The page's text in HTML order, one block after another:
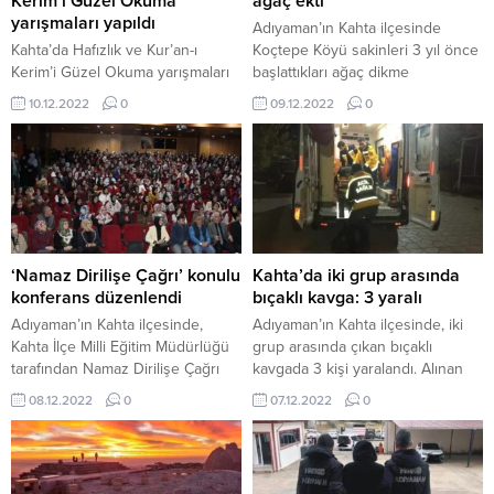
turları Nemrut’tan başlamalı.
Nemrut anıtsal...
tarafından...
yarışmaları yapıldı
Kahta’da Hafızlık ve Kur’an-ı
Kerim’i Güzel Okuma yarışmaları
finalleri yapıldı Adıyaman’ın Kahta
ilçesinde, Milli Eğitim Bakanlığı
Din Öğretimi Genel Müdürlüğü
tarafından 81 ilde düzenlenen
Kur’an-ı Kerim’i Güzel Okuma ve
Hafızlık yarışmalarında
Adıyaman’dan dereceye giren
öğrencilere ödülleri verildi. Kahta
TP Kız Anadolu İmam Hatip
Lisesinde düzenlenen ödül
törenine Adıyaman İl Milli...
10.12.2022 0
Adıyaman’ın Kahta ilçesinde
Koçtepe Köyü sakinleri 3 yıl önce
başlattıkları ağaç dikme
seferberliği ile köylerinde 15 bin
ağaç ektiler. Kahta’ya 16 kilometre
mesafede bulunan Koçtepe Köyü
sakinleri, 3 yıl önce köylerini
ağaçlandırmak için ağaç dikme
seferberliği başlattı. Bugüne
kadar yaklaşık olarak 15 bin ağaç
diken köy sakinleri, köylerini
ağaçlandırmak amacıyla...
09.12.2022 0
‘Namaz Dirilişe Çağrı’ konulu
konferans düzenlendi
Adıyaman’ın Kahta ilçesinde,
Kahta İlçe Milli Eğitim Müdürlüğü
tarafından Namaz Dirilişe Çağrı
adlı konferansı düzenlendi. İmam
Hatip Lisesi öğrencileri ve İmam
Hatip Ortaokulu öğrencilerine
yönelik düzenlenen konferans
büyük ilgi gördü. İlçe Milli Eğitim
08.12.2022 0
Kahta’da iki grup arasında
bıçaklı kavga: 3 yaralı
Adıyaman’ın Kahta ilçesinde, iki
grup arasında çıkan bıçaklı
kavgada 3 kişi yaralandı. Alınan
bilgiye göre kavga, Atatürk Barajı
yolunda meydana geldi. İki grup
arasında bilinmeyen bir
nedenden dolayı tartışma çıktı.
Büyüyen tartışma kavgaya
07.12.2022 0